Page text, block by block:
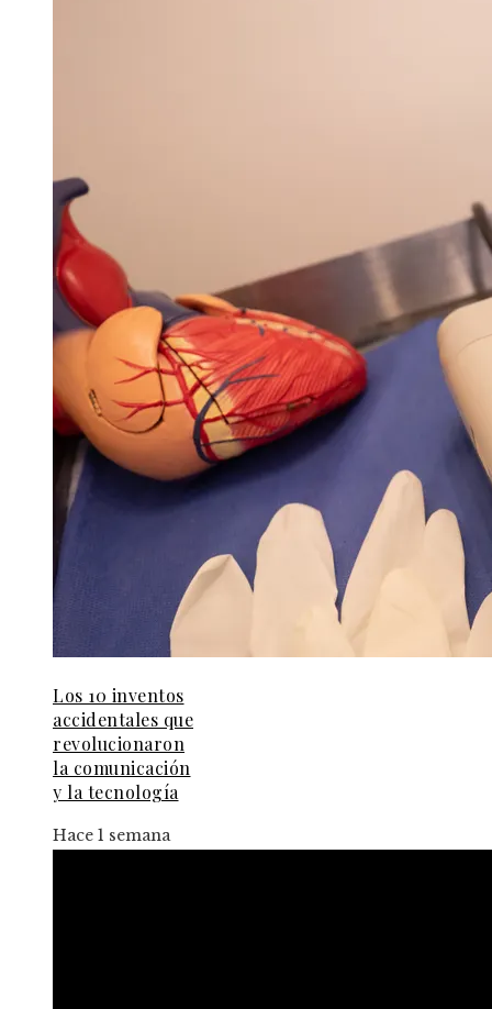
Los 10 inventos
accidentales que
revolucionaron
la comunicación
y la tecnología
Hace 1 semana